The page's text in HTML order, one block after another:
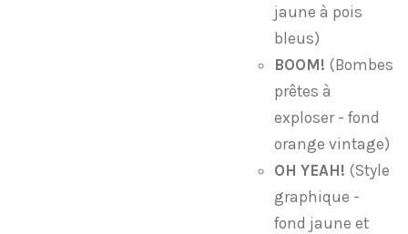
jaune à pois
bleus)
BOOM! (Bombes
prêtes à
exploser - fond
orange vintage)
OH YEAH! (Style
graphique -
fond jaune et